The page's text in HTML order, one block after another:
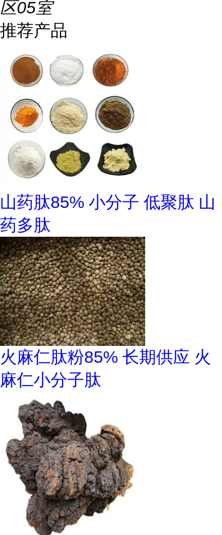
区05室
推荐产品
山药肽85% 小分子 低聚肽 山
药多肽
火麻仁肽粉85% 长期供应 火
麻仁小分子肽